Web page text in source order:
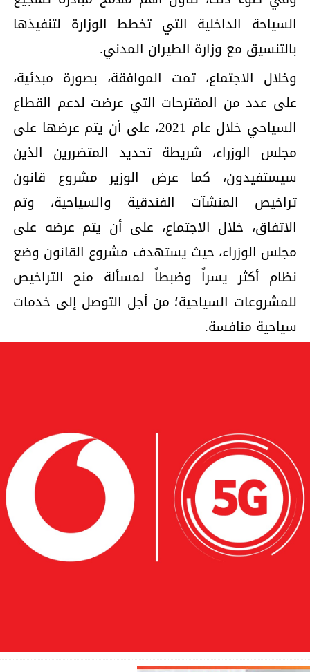
السياحة الداخلية التي تخطط الوزارة لتنفيذها
بالتنسيق مع وزارة الطيران المدني.
وخلال الاجتماع، تمت الموافقة، بصورة مبدئية،
على عدد من المقترحات التي عرضت لدعم القطاع
السياحي خلال عام 2021، على أن يتم عرضها على
مجلس الوزراء، شريطة تحديد المتضررين الذين
سيستفيدون، كما عرض الوزير مشروع قانون
تراخيص المنشآت الفندقية والسياحية، وتم
الاتفاق، خلال الاجتماع، على أن يتم عرضه على
مجلس الوزراء، حيث يستهدف مشروع القانون وضع
نظام أكثر يسراً وضبطاً لمسألة منح التراخيص
للمشروعات السياحية؛ من أجل التوصل إلى خدمات
سياحية منافسة.